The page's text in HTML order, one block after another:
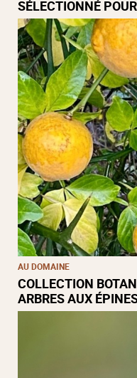
SÉLECTIONNÉ
AU DOMAINE
COLLECTION
ARBRES AUX